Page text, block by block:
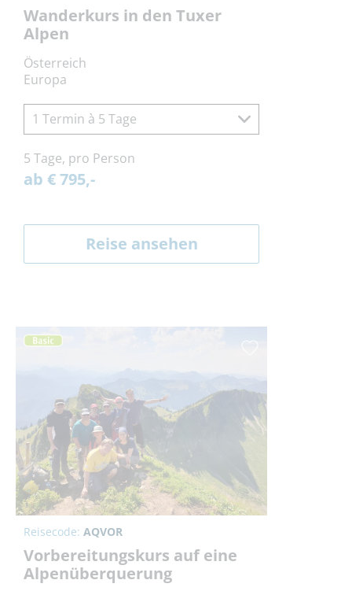
Wanderkurs in den Tuxer
Alpen
Österreich
Europa
1 Termin à 5 Tage
5 Tage, pro Person
ab € 795,-
Reise ansehen
Reisecode: AQVOR
Vorbereitungskurs auf eine
Alpenüberquerung